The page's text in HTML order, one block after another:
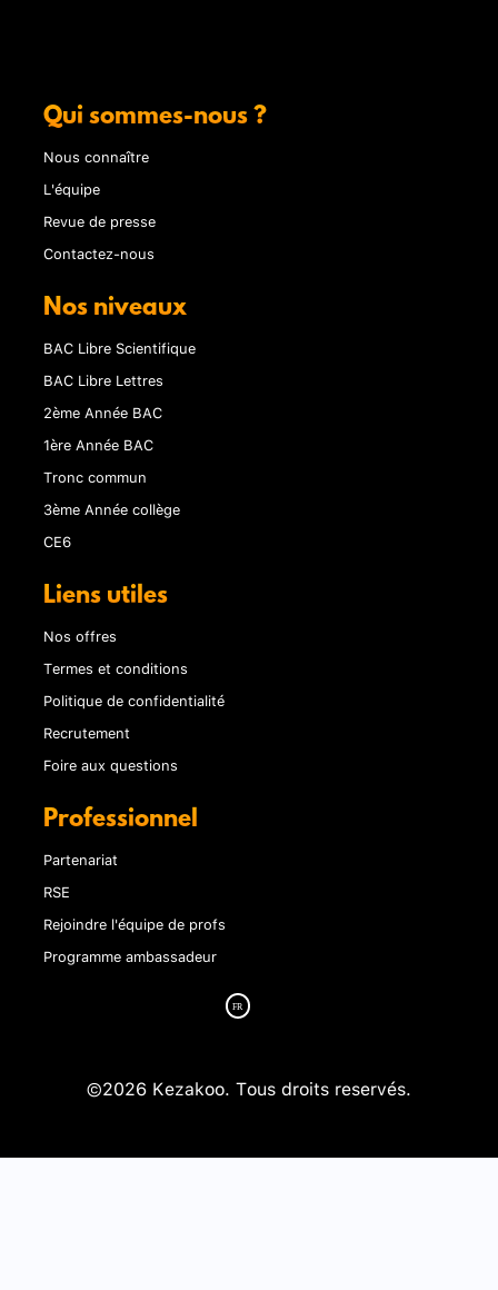
Qui sommes-nous ?
Nous connaître
L'équipe
Revue de presse
Contactez-nous
Nos niveaux
BAC Libre Scientifique
BAC Libre Lettres
2ème Année BAC
1ère Année BAC
Tronc commun
3ème Année collège
CE6
Liens utiles
Nos offres
Termes et conditions
Politique de confidentialité
Recrutement
Foire aux questions
Professionnel
Partenariat
RSE
Rejoindre l'équipe de profs
Programme ambassadeur
©2026 Kezakoo. Tous droits reservés.